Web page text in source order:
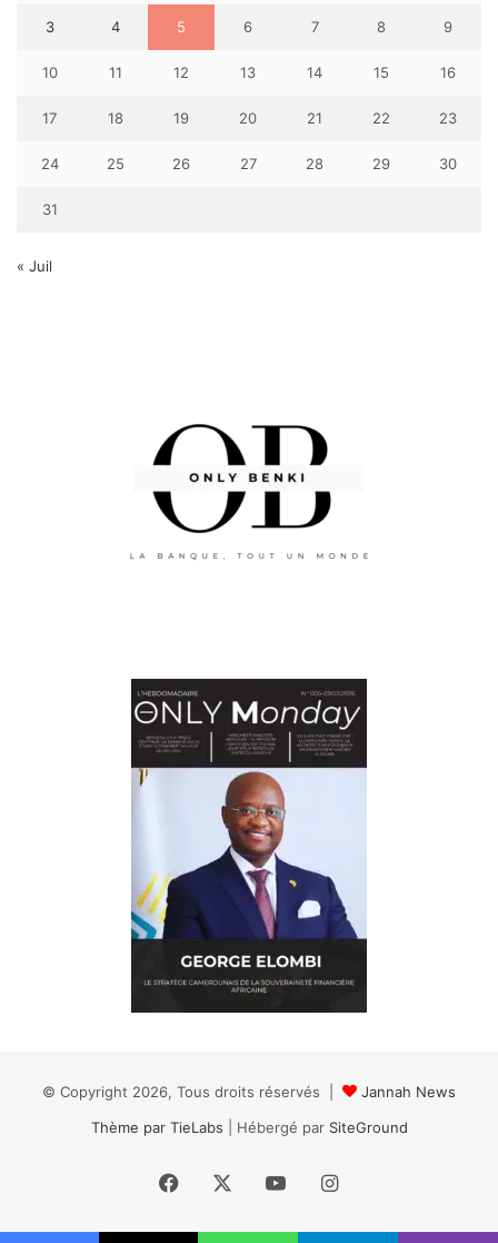
3 4 5 6 7 8 9
10 11 12 13 14 15 16
17 18 19 20 21 22 23
24 25 26 27 28 29 30
31
« Juil
© Copyright 2026, Tous droits réservés |
Jannah News
Thème par TieLabs | Hébergé par SiteGround
Facebook YouTubeInstagram